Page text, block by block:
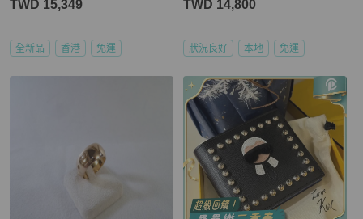
TWD 15,349
全新品 香港 免運
TWD 14,800
狀況良好 本地 免運